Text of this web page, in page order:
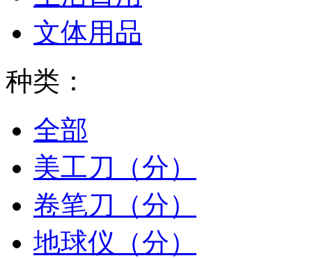
文体用品
种类：
全部
美工刀（分）
卷笔刀（分）
地球仪（分）